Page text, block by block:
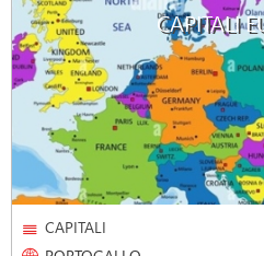
ISOLA D'
MARE